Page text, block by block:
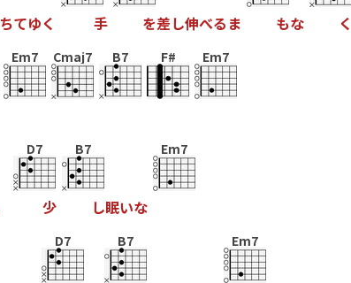
ちてゆく 手 を差し伸べる ま もな く
Em7 Cmaj7 B7 F# Em7
D7
少
B7
し眠いな
Em7
D7 B7 Em7